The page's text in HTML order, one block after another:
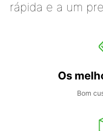
rápida e a um
Os
Bom